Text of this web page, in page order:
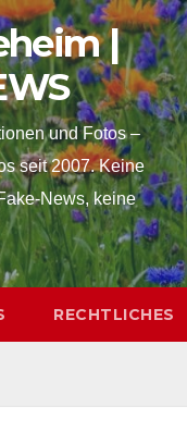
|
und Fotos –
seit 2007. Keine
News, keine
RECHTLICHES